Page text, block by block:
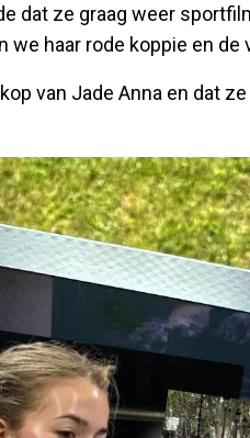
dat ze graag weer
we haar rode koppie en
van Jade Anna en dat